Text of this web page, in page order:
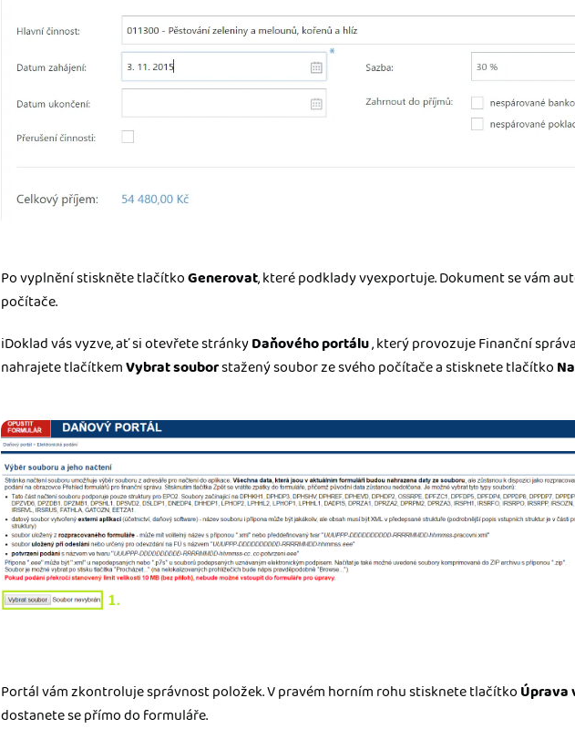
Po vyplnění stiskněte tlačítkoGenerovat, které podklady vyexportuje. Dokument se vám
počítače.
iDoklad vás vyzve, ať si otevřete stránkyDaňového portálu, který provozuje Finanční
nahrajete tlačítkemVybrat souborstažený soubor ze svého počítače a stisknete tlačítko
Portál vám zkontroluje správnost položek. V pravém horním rohu stisknete tlačítko Úprava
dostanete se přímo do formuláře.